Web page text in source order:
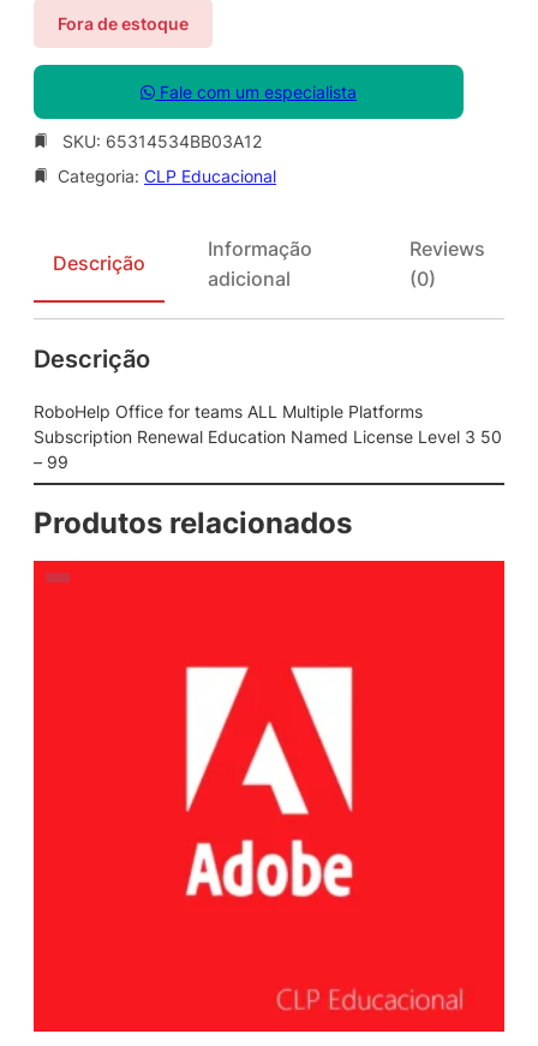
Fora de estoque
Fale com um especialista
SKU: 65314534BB03A12
Categoria: CLP Educacional
Descrição
Informação
adicional
Reviews
(0)
Descrição
RoboHelp Office for teams ALL Multiple Platforms
Subscription Renewal Education Named License Level 3 50
– 99
Produtos relacionados